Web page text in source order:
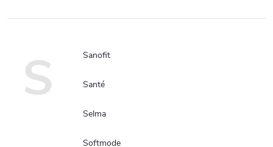
S Sanofit
Santé
Selma
Softmode